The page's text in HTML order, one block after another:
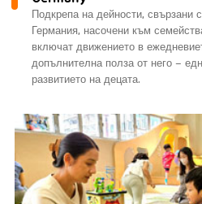
Подкрепа на дейности, свързани
Германия, насочени към
включат движението в
допълнителна полза от него –
развитието на децата.